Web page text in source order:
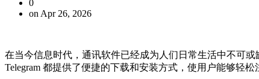
0
on Apr 26, 2026
在当今信息时代，通讯软件已经成为人们日常生活中不可
Telegram 都提供了便捷的下载和安装方式，使用户能够轻松